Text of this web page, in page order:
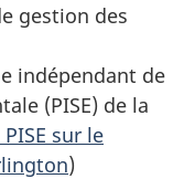
gestion des
indépendant de
(PISE) de la
sur le
)